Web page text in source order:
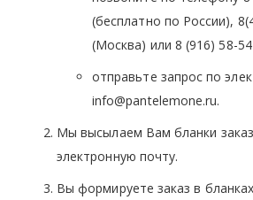
(бесплатно по России),
(Москва) или 8 (916) 58-
отправьте запрос по
info@pantelemone.ru.
Мы высылаем Вам бланки
электронную почту.
Вы формируете заказ в